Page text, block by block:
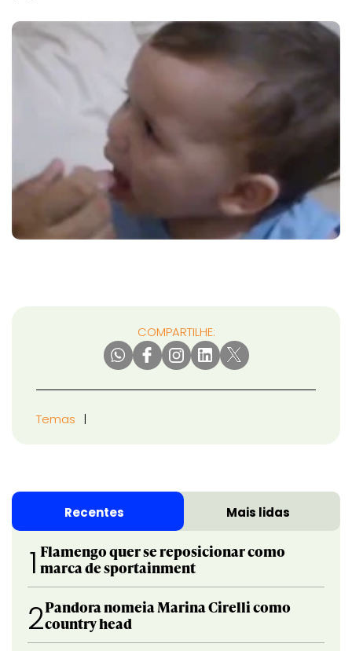
COMPARTILHE:
Temas
Recentes Mais lidas
1 Flamengo quer se reposicionar como
marca de sportainment
2Pandora nomeia Marina Cirelli como
country head